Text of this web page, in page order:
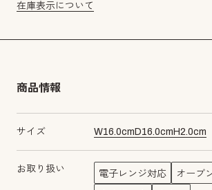
在庫表示について
商品情報
サイズ W16.0cm D16.0cm H2.0cm
お取り扱い 電子レンジ対応 オーブ